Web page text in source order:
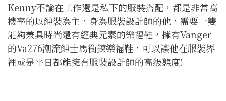
Kenny不論在工作還是私下的服裝搭配，都是非常高
機率的以紳裝為主，身為服裝設計師的他，需要一雙
能夠兼具時尚還有經典元素的樂福鞋，擁有Vanger
的Va276潮流紳士馬銜鍊樂福鞋，可以讓他在服裝界
裡或是平日都能擁有服裝設計師的高級態度!